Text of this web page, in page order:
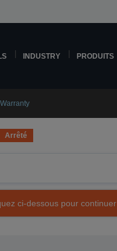
INDUSTRY PRODUITS
Arrêté
ci-dessous pour